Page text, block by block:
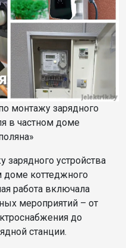
монтажу зарядного
в частном доме
устройства
доме коттеджного
работа включала
мероприятий – от
до
станции.